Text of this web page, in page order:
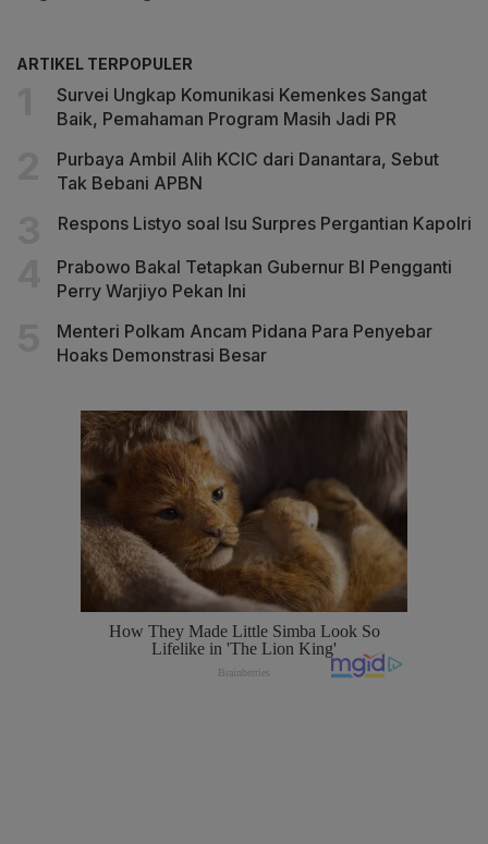
ARTIKEL TERPOPULER
Survei Ungkap Komunikasi Kemenkes Sangat
Baik, Pemahaman Program Masih Jadi PR
Purbaya Ambil Alih KCIC dari Danantara, Sebut
Tak Bebani APBN
Respons Listyo soal Isu Surpres Pergantian Kapolri
Prabowo Bakal Tetapkan Gubernur BI Pengganti
Perry Warjiyo Pekan Ini
Menteri Polkam Ancam Pidana Para Penyebar
Hoaks Demonstrasi Besar